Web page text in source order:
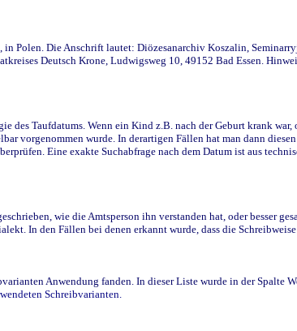
Polen. Die Anschrift lautet: Diözesanarchiv Koszalin,
Deutsch Krone, Ludwigsweg 10, 49152 Bad Essen.
Taufdatums. Wenn ein Kind z.B. nach der Geburt krank
vorgenommen wurde. In derartigen Fällen hat man dann
Eine exakte Suchabfrage nach dem Datum ist aus
wie die Amtsperson ihn verstanden hat, oder besser
In den Fällen bei denen erkannt wurde, dass die
Anwendung fanden. In dieser Liste wurde in der Spalte
Schreibvarianten.